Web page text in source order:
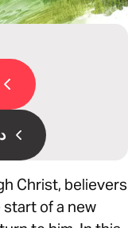
Christ, believers
of a new